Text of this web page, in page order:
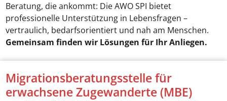
Beratung, die ankommt: Die AWO SPI bietet
professionelle Unterstützung in Lebensfragen –
vertraulich, bedarfsorientiert und nah am Menschen.
Gemeinsam finden wir Lösungen für Ihr Anliegen.
Migrationsberatungsstelle für
erwachsene Zugewanderte (MBE)